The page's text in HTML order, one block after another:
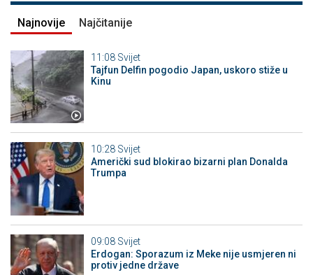
Najnovije Najčitanije
11:08 Svijet
Tajfun Delfin pogodio Japan, uskoro stiže u
Kinu
10:28 Svijet
Američki sud blokirao bizarni plan Donalda
Trumpa
09:08 Svijet
Erdogan: Sporazum iz Meke nije usmjeren ni
protiv jedne države